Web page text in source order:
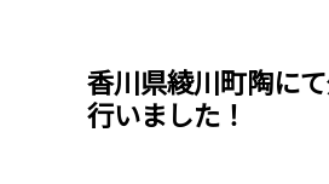
香川県綾川町陶に
行いました！